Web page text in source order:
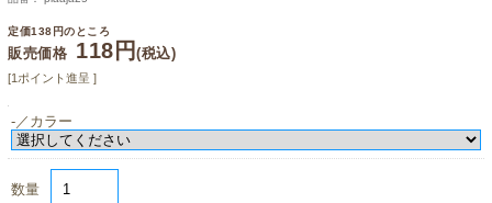
定価138円のところ
販売価格 118円(税込)
[1ポイント進呈 ]
-／カラー
数量